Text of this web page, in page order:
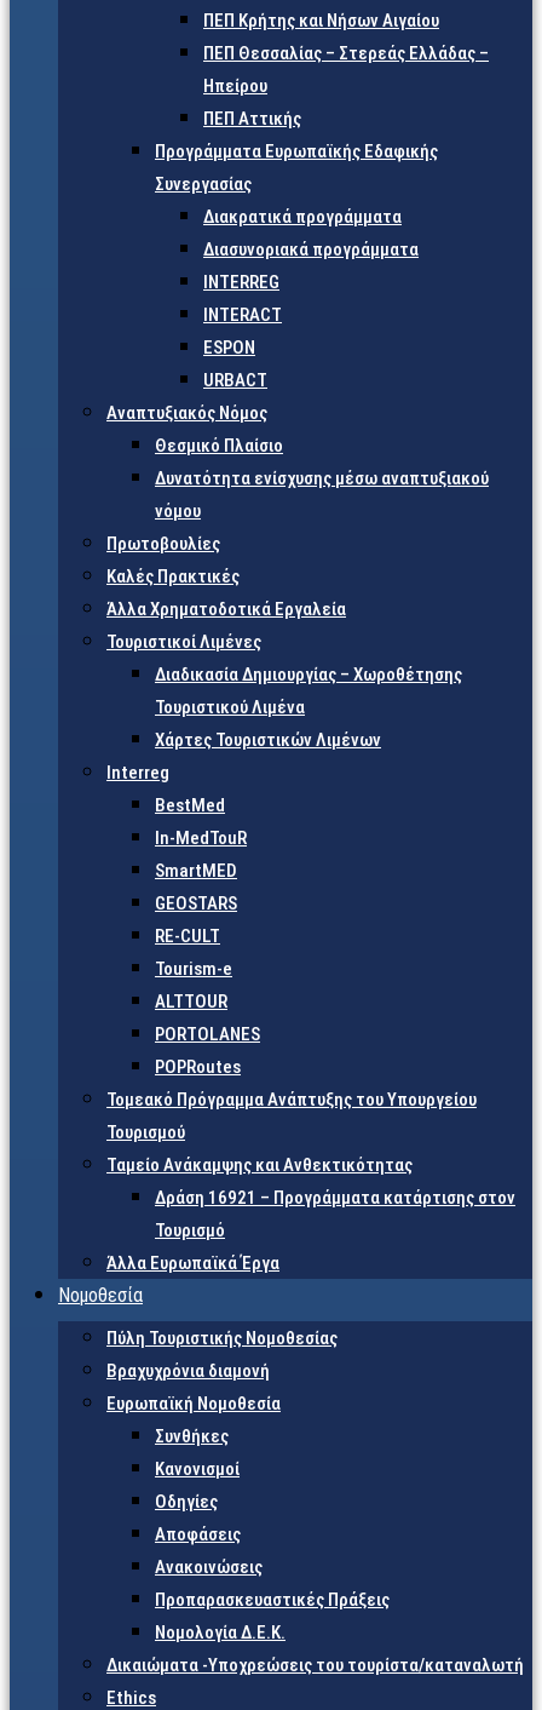
ΠΕΠ Κρήτης και Νήσων Αιγαίου
ΠΕΠ Θεσσαλίας – Στερεάς Ελλάδας –
Ηπείρου
ΠΕΠ Αττικής
Προγράμματα Ευρωπαϊκής Εδαφικής
Συνεργασίας
Διακρατικά προγράμματα
Διασυνοριακά προγράμματα
INTERREG
INTERACT
ESPON
URBACT
Αναπτυξιακός Νόμος
Θεσμικό Πλαίσιο
Δυνατότητα ενίσχυσης μέσω αναπτυξιακού
νόμου
Πρωτοβουλίες
Καλές Πρακτικές
Άλλα Χρηματοδοτικά Εργαλεία
Τουριστικοί Λιμένες
Διαδικασία Δημιουργίας – Χωροθέτησης
Τουριστικού Λιμένα
Χάρτες Τουριστικών Λιμένων
Interreg
BestMed
In-MedTouR
SmartMED
GEOSTARS
RE-CULT
Tourism-e
ALTTOUR
PORTOLANES
POPRoutes
Τομεακό Πρόγραμμα Ανάπτυξης του Υπουργείου
Τουρισμού
Ταμείο Ανάκαμψης και Ανθεκτικότητας
Δράση 16921 – Προγράμματα κατάρτισης στον
Τουρισμό
Άλλα Ευρωπαϊκά Έργα
Νομοθεσία
Πύλη Τουριστικής Νομοθεσίας
Βραχυχρόνια διαμονή
Ευρωπαϊκή Νομοθεσία
Συνθήκες
Κανονισμοί
Οδηγίες
Αποφάσεις
Ανακοινώσεις
Προπαρασκευαστικές Πράξεις
Νομολογία Δ.Ε.Κ.
Δικαιώματα -Υποχρεώσεις του τουρίστα/καταναλωτή
Ethics